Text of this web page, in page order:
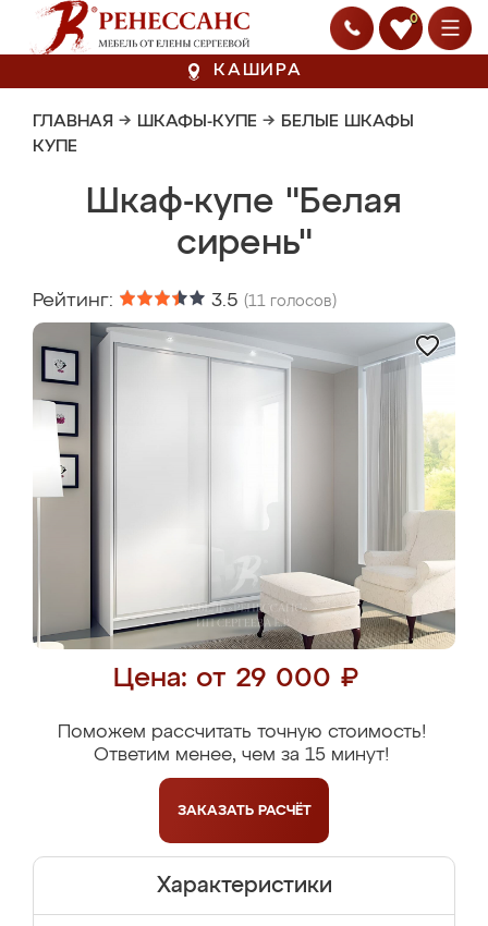
0
КАШИРА
ГЛАВНАЯ → ШКАФЫ-КУПЕ → БЕЛЫЕ ШКАФЫ
КУПЕ
Шкаф-купе "Белая
сирень"
Рейтинг: 3.5 (11 голосов)
Цена: от 29 000 ₽
Поможем рассчитать точную стоимость!
Ответим менее, чем за 15 минут!
ЗАКАЗАТЬ РАСЧЁТ
Характеристики